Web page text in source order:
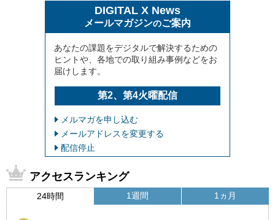
DIGITAL X News
メールマガジンのご案内
あなたの課題をデジタルで解決するための
ヒントや、各地での取り組み事例などをお
届けします。
第2、第4火曜配信
メルマガを申し込む
メールアドレスを変更する
配信停止
アクセスランキング
24時間 1週間 1ヵ月